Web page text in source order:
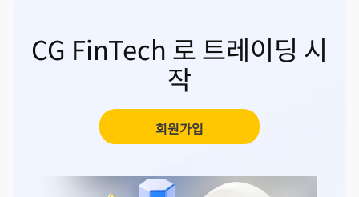
CG FinTech 로 트레이딩 시
작
회원가입